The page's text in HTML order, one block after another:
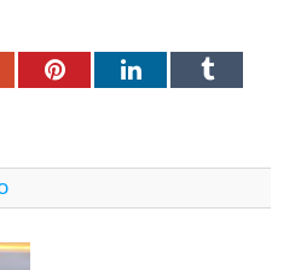
PinterestLinkedInTumblr